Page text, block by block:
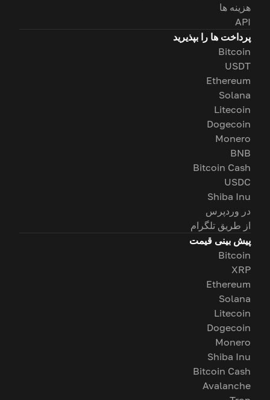
هزینه ها
API
پرداخت ها را بپذیرید
Bitcoin
USDT
Ethereum
Solana
Litecoin
Dogecoin
Monero
BNB
Bitcoin Cash
USDC
Shiba Inu
در وردپرس
از طریق تلگرام
پیش بینی قیمت
Bitcoin
XRP
Ethereum
Solana
Litecoin
Dogecoin
Monero
Shiba Inu
Bitcoin Cash
Avalanche